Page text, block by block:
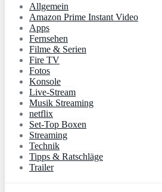
Allgemein
Amazon Prime Instant Video
Apps
Fernsehen
Filme & Serien
Fire TV
Fotos
Konsole
Live-Stream
Musik Streaming
netflix
Set-Top Boxen
Streaming
Technik
Tipps & Ratschläge
Trailer